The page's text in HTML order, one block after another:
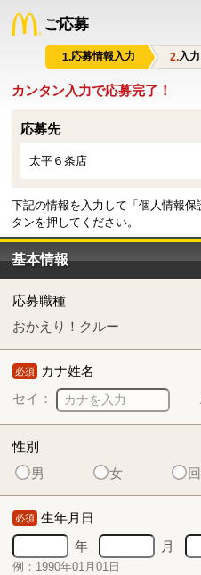
ご応募
応募情報入力 入
カンタン入力で応募完了！
応募先
太平６条店
下記の情報を入力して「個人情報
タンを押してください。
基本情報
応募職種
おかえり！クルー
必須 カナ姓名
セイ：
性別
男
女
必須 生年月日
年
月
例：1990年01月01日